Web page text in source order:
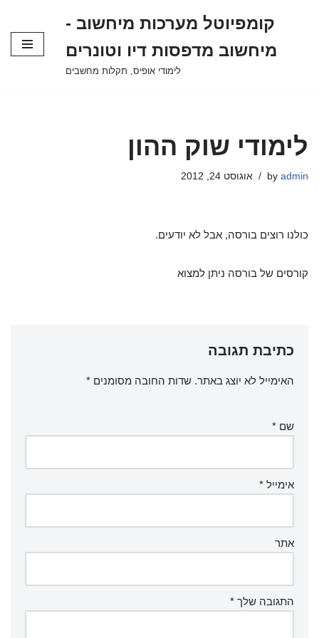
קומפיוטל מערכות מיחשוב -
מיחשוב מדפסות דיו וטונרים
לימודי אופיס, תקלות מחשבים
לימודי שוק ההון
by admin אוגוסט 24, 2012
כולנו רוצים בורסה, אבל לא יודעים.
קורסים של בורסה ניתן למצוא
כתיבת תגובה
האימייל לא יוצג באתר. שדות החובה מסומנים *
שם *
אימייל *
אתר
התגובה שלך *